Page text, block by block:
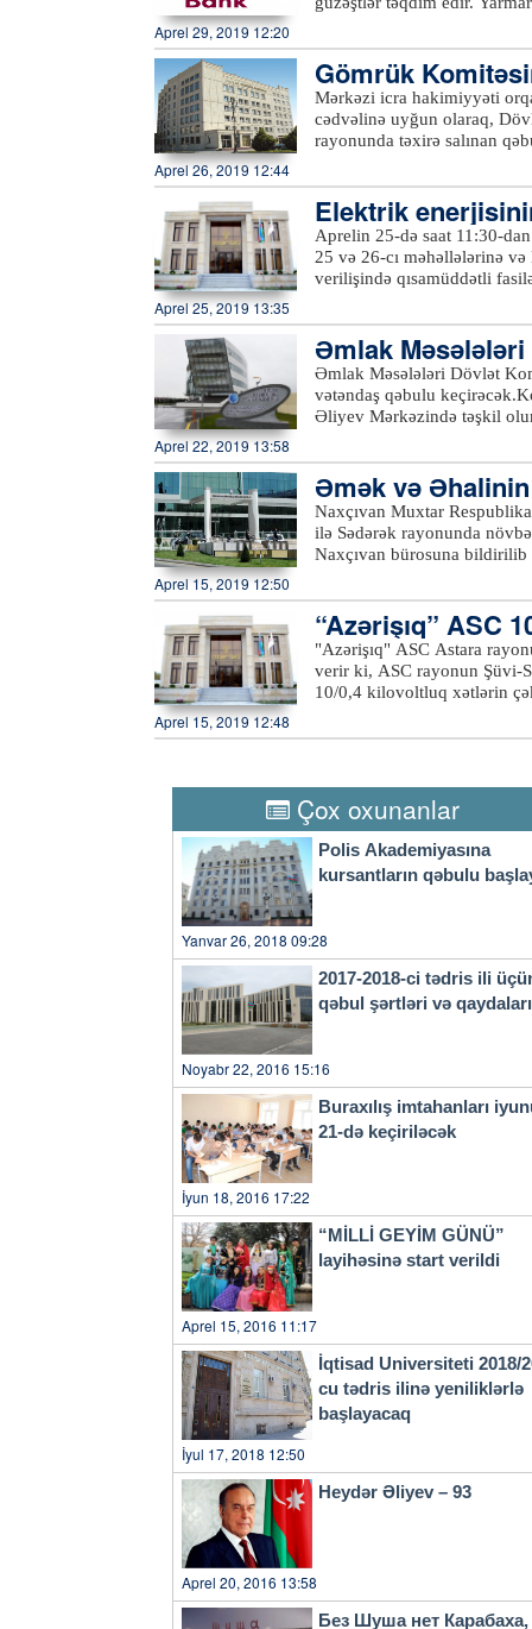
yönəltmək, həmçinin
verməkdir.Yarmarka may
Gəncə, Tovuz, Yevlax,
Mingəçevir, Bərdə, İmişli,
– taksit, taksit/cashback və
faizsiz taksitlə hissə-hissə
məvacib və təqaüdünü
yaşı 18-dən yuxarı olan
Bank"ın istənilən digər
Aprel 29, 2019 12:20
Gömrük
Mərkəzi icra hakimiyyəti
cədvəlinə uyğun olaraq,
rayonunda təxirə salınan
şəhərindəki Heydər Əliyev
Tovuz və Ağstafa
köçkünlərin yalnız gömrük
etmək istəyən vətəndaşlar
(012) 404-22-00), Qərb
(022) 315-63-02) ilə əlaqə
Aprel 26, 2019 12:44
Elektrik
nacaq
Aprelin 25-də saat 11:30-
25 və 26-cı məhəllələrinə
verilişində qısamüddətli
kilovoltluq Əliağa Vahid
xətlərində aparılan
Aprel 25, 2019 13:35
Əmlak
əcək
Əmlak Məsələləri Dövlət
vətəndaş qəbulu
Əliyev Mərkəzində təşkil
Komitəsi fəaliyyət prinsipinə
çevik olaraq cavablandırır.
Qəbul zamanı komitənin
dövlət əmlakının
kimi müraciətlərə
müəyyənləşdirilməsi, ünvan
Aprel 22, 2019 13:58
Əmək və
ığı ilə…
Naxçıvan Muxtar
ilə Sədərək rayonunda
Naxçıvan bürosuna
Bildirib ki, “2016-2020-ci
artırılması üzrə Dövlət
respublikada yeni iş
yüksəldilməsinə öz
Hüseynov vurğulayıb ki,
fəallığın yüksəldilməsi
çıxarıldığı tədbirdə 13
Aprel 15, 2019 12:50
“Azərişıq” ASC
"Azərişıq" ASC Astara
verir ki, ASC rayonun Şüvi-
10/0,4 kilovoltluq xətlərin
Aprel 15, 2019 12:48
Çox oxunanlar
Polis Akademiyasına
kursantların qəbulu
Yanvar 26, 2018 09:28
2017-2018-ci tədris ili
qəbul şərtləri və
Noyabr 22, 2016 15:16
Buraxılış imtahanları
21-də keçiriləcək
İyun 18, 2016 17:22
“MİLLİ GEYİM GÜNÜ”
layihəsinə start verildi
Aprel 15, 2016 11:17
İqtisad Universiteti 2018/
cu tədris ilinə yeniliklərlə
başlayacaq
İyul 17, 2018 12:50
Heydər Əliyev – 93
Aprel 20, 2016 13:58
Без Шуша нет Карабаха,